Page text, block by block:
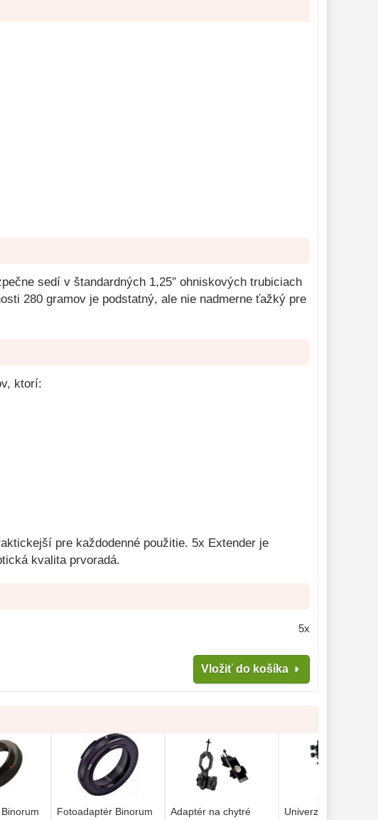
sedí v štandardných 1,25″ ohniskových trubiciach
280 gramov je podstatný, ale nie nadmerne ťažký pre
ktorí:
pre každodenné použitie. 5x Extender je
kvalita prvoradá.
5x
Vložiť do košíka
Fotoadaptér Binorum
Adaptér na chytré
Univerzálny adaptér